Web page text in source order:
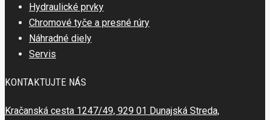
Hydraulické prvky
Chromové tyče a presné rúry
Náhradné diely
Servis
KONTAKTUJTE NÁS
Kračanská cesta 1247/49, 929 01 Dunajská Streda,